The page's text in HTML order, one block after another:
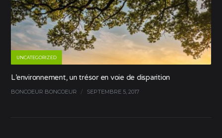
UNCATEGORIZED
L’environnement, un trésor en voie de disparition
BONCOEUR BONCOEUR / SEPTEMBRE 5, 2017